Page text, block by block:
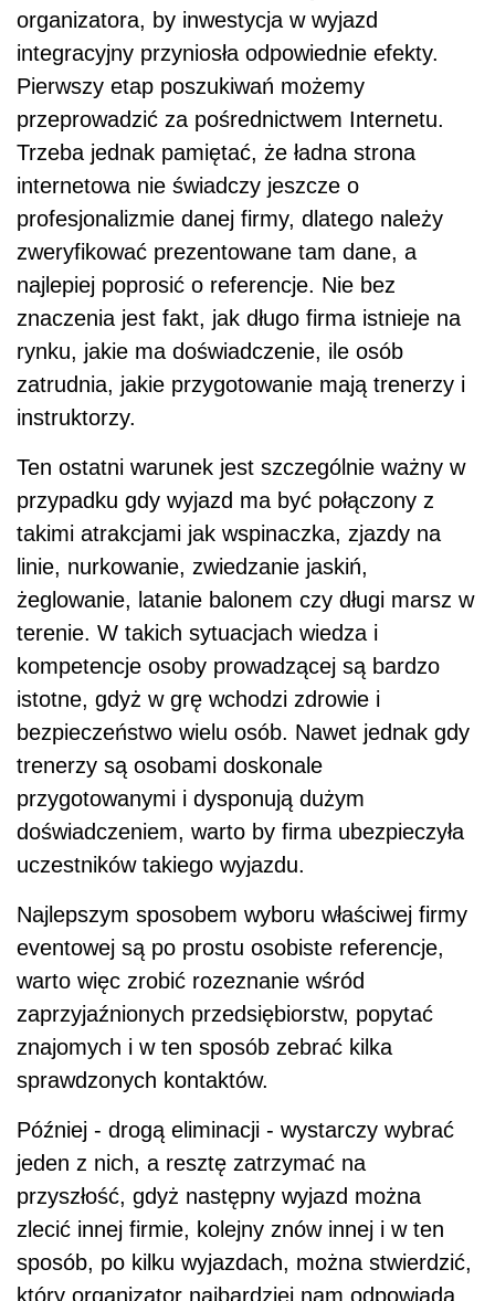
organizatora, by inwestycja w wyjazd
integracyjny przyniosła odpowiednie efekty.
Pierwszy etap poszukiwań możemy
przeprowadzić za pośrednictwem Internetu.
Trzeba jednak pamiętać, że ładna strona
internetowa nie świadczy jeszcze o
profesjonalizmie danej firmy, dlatego należy
zweryfikować prezentowane tam dane, a
najlepiej poprosić o referencje. Nie bez
znaczenia jest fakt, jak długo firma istnieje na
rynku, jakie ma doświadczenie, ile osób
zatrudnia, jakie przygotowanie mają trenerzy i
instruktorzy.
Ten ostatni warunek jest szczególnie ważny w
przypadku gdy wyjazd ma być połączony z
takimi atrakcjami jak wspinaczka, zjazdy na
linie, nurkowanie, zwiedzanie jaskiń,
żeglowanie, latanie balonem czy długi marsz w
terenie. W takich sytuacjach wiedza i
kompetencje osoby prowadzącej są bardzo
istotne, gdyż w grę wchodzi zdrowie i
bezpieczeństwo wielu osób. Nawet jednak gdy
trenerzy są osobami doskonale
przygotowanymi i dysponują dużym
doświadczeniem, warto by firma ubezpieczyła
uczestników takiego wyjazdu.
Najlepszym sposobem wyboru właściwej firmy
eventowej są po prostu osobiste referencje,
warto więc zrobić rozeznanie wśród
zaprzyjaźnionych przedsiębiorstw, popytać
znajomych i w ten sposób zebrać kilka
sprawdzonych kontaktów.
Później - drogą eliminacji - wystarczy wybrać
jeden z nich, a resztę zatrzymać na
przyszłość, gdyż następny wyjazd można
zlecić innej firmie, kolejny znów innej i w ten
sposób, po kilku wyjazdach, można stwierdzić,
który organizator najbardziej nam odpowiada.